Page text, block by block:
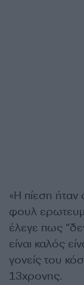
«Η πίεση ήταν
φουλ
έλεγε πως
είναι καλός
γονείς του
13χρονης.